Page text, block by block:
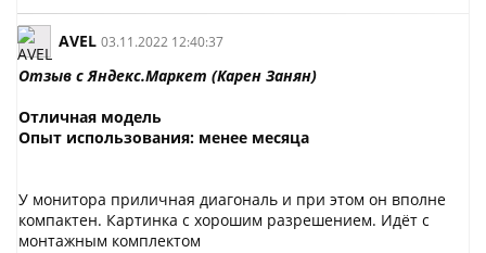
AVEL 03.11.2022 12:40:37
Отзыв с Яндекс.Маркет (Карен Занян)
Отличная модель
Опыт использования: менее месяца
У монитора приличная диагональ и при этом он вполне
компактен. Картинка с хорошим разрешением. Идёт с
монтажным комплектом